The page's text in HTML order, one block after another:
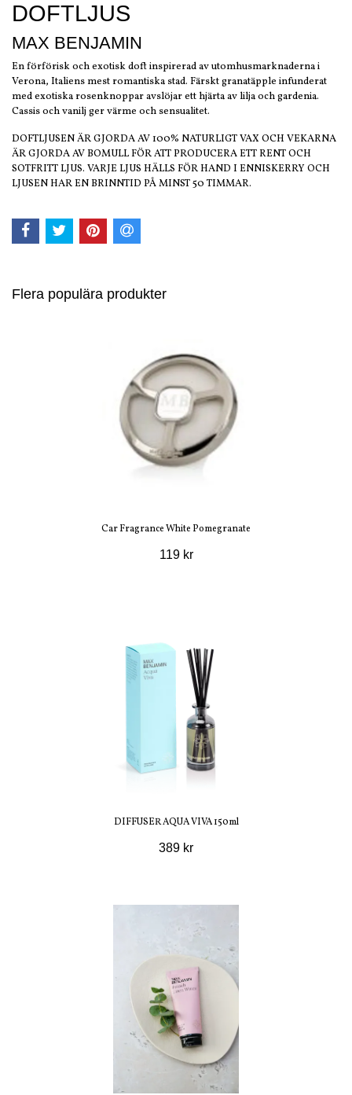
DOFTLJUS
MAX BENJAMIN
En förförisk och exotisk doft inspirerad av utomhusmarknaderna i
Verona, Italiens mest romantiska stad. Färskt granatäpple infunderat
med exotiska rosenknoppar avslöjar ett hjärta av lilja och gardenia.
Cassis och vanilj ger värme och sensualitet.
DOFTLJUSEN ÄR GJORDA AV 100% NATURLIGT VAX OCH VEKARNA
ÄR GJORDA AV BOMULL FÖR ATT PRODUCERA ETT RENT OCH
SOTFRITT LJUS. VARJE LJUS HÄLLS FÖR HAND I ENNISKERRY OCH
LJUSEN HAR EN BRINNTID PÅ MINST 50 TIMMAR.
Flera populära produkter
Car Fragrance White Pomegranate
119 kr
DIFFUSER AQUA VIVA 150ml
389 kr